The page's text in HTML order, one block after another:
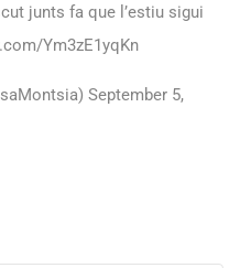
junts fa que l’estiu sigui
Ym3zE1yqKn
September 5,